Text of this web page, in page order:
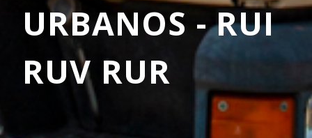
URBANOS - RUI
RUV RUR